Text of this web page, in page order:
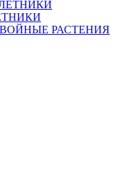
РАСТЕНИЯ